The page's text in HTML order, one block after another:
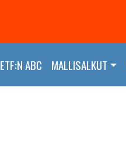
ETF:N ABC MALLISALKUT